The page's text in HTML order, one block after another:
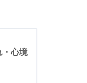
・心境